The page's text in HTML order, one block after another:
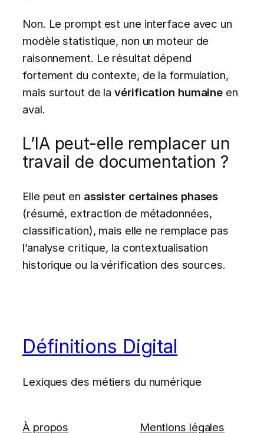
Non. Le prompt est une interface avec un
modèle statistique, non un moteur de
raisonnement. Le résultat dépend
fortement du contexte, de la formulation,
mais surtout de lavérification humaine en
aval.
L’IA peut-elle remplacer un
travail de documentation ?
Elle peut en assister certaines phases
(résumé, extraction de métadonnées,
classification), mais elle ne remplace pas
l’analyse critique, la contextualisation
historique ou la vérification des sources.
Définitions Digital
Lexiques des métiers du numérique
À propos Mentions légales